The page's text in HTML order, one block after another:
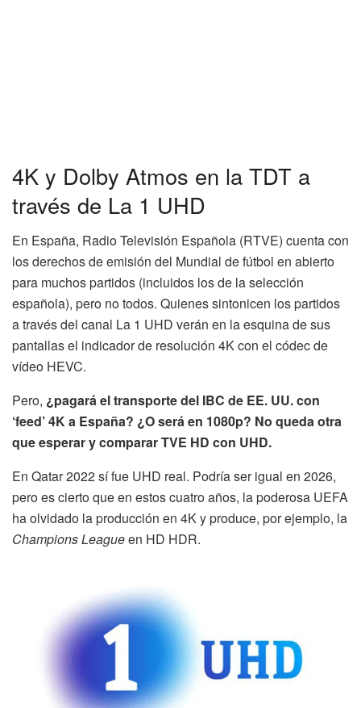
4K y Dolby Atmos en la TDT a
través de La 1 UHD
En España, Radio Televisión Española (RTVE) cuenta con
los derechos de emisión del Mundial de fútbol en abierto
para muchos partidos (incluidos los de la selección
española), pero no todos. Quienes sintonicen los partidos
a través del canal La 1 UHD verán en la esquina de sus
pantallas el indicador de resolución 4K con el códec de
vídeo HEVC.
Pero, ¿pagará el transporte del IBC de EE. UU. con
‘feed’ 4K a España? ¿O será en 1080p? No queda otra
que esperar y comparar TVE HD con UHD.
En Qatar 2022 sí fue UHD real. Podría ser igual en 2026,
pero es cierto que en estos cuatro años, la poderosa UEFA
ha olvidado la producción en 4K y produce, por ejemplo, la
Champions Leagueen HD HDR.